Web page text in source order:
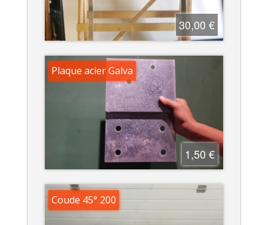
30,00 €
Plaque acier Galva
1,50 €
Coude 45° 200